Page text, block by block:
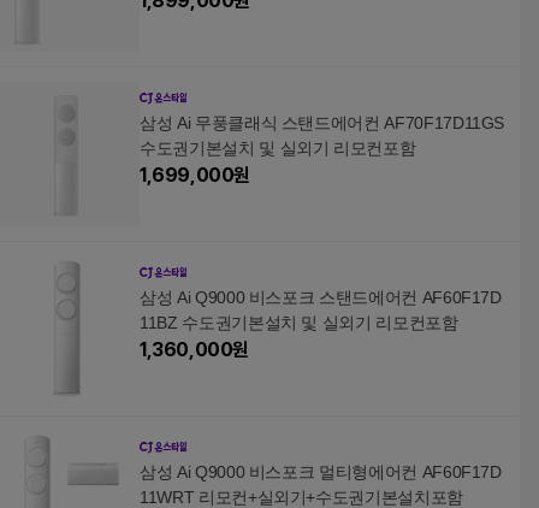
삼성 Ai 무풍클래식 스탠드에어컨 AF70F17D11GS
수도권기본설치 및 실외기 리모컨포함
1,699,000원
삼성 Ai Q9000 비스포크 스탠드에어컨 AF60F17D
11BZ 수도권기본설치 및 실외기 리모컨포함
1,360,000원
삼성 Ai Q9000 비스포크 멀티형에어컨 AF60F17D
11WRT 리모컨+실외기+수도권기본설치포함